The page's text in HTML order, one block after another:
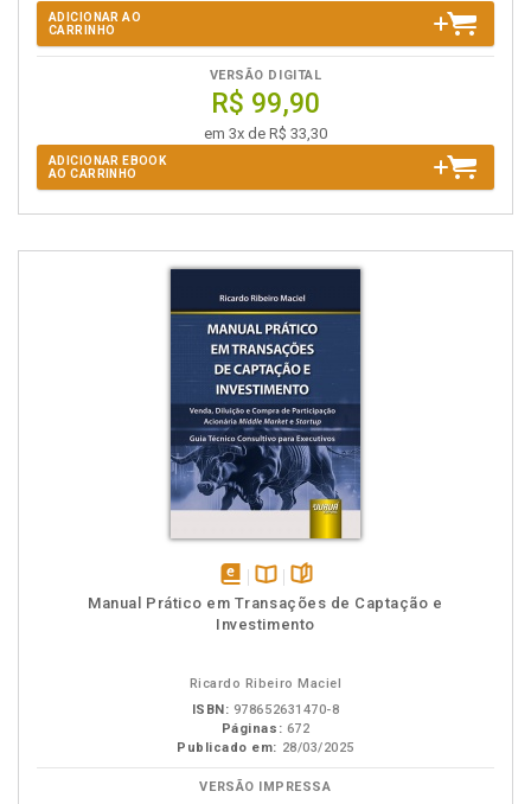
ADICIONAR AO
CARRINHO
VERSÃO DIGITAL
R$ 99,90
em 3x de R$ 33,30
ADICIONAR EBOOK
AO CARRINHO
disponível
em
Disponível
na
páginas
Manual Prático em Transações de Captação e
Investimento
Ricardo Ribeiro Maciel
ISBN: 978652631470-8
Páginas: 672
Publicado em: 28/03/2025
VERSÃO IMPRESSA